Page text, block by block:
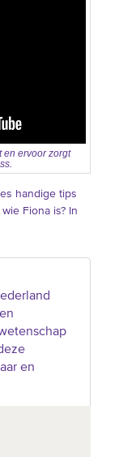
en ervoor zorgt
handige tips
Fiona is? In
en